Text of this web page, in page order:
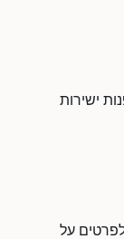
לפנות ישירות
לפרטים על